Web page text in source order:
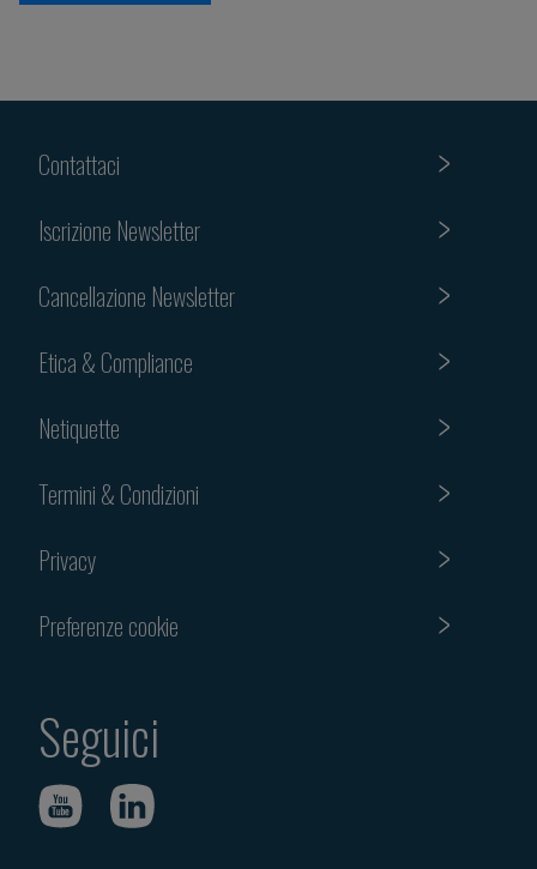
Contattaci
Iscrizione Newsletter
Cancellazione Newsletter
Etica & Compliance
Netiquette
Termini & Condizioni
Privacy
Preferenze cookie
Seguici